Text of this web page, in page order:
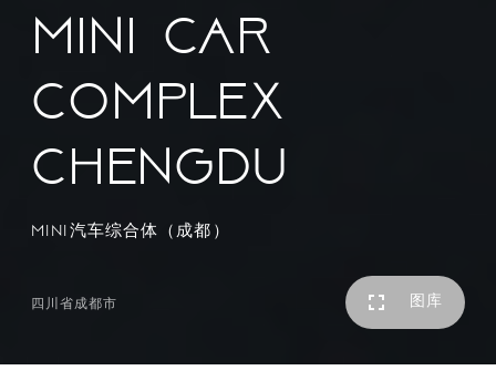
Mini car
complex
Chengdu
MINI汽车综合体（成都）
四川省成都市 图库